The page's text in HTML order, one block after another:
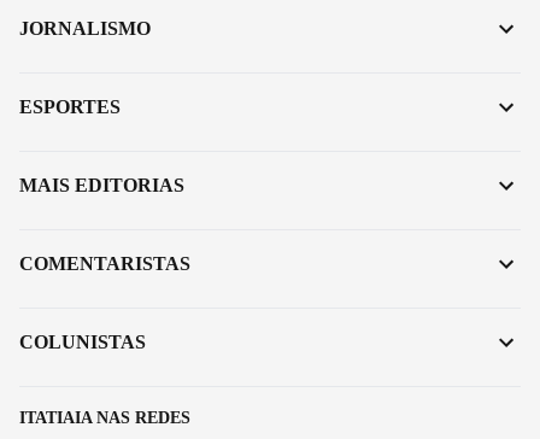
ITATIAIA NAS REDES
JORNALISMO
ESPORTES
MAIS EDITORIAS
COMENTARISTAS
COLUNISTAS